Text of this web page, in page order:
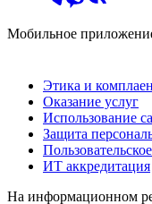
Мобильное
Этика и
Оказание услуг
Использование
Защита
ИТ аккредитация
На информационном